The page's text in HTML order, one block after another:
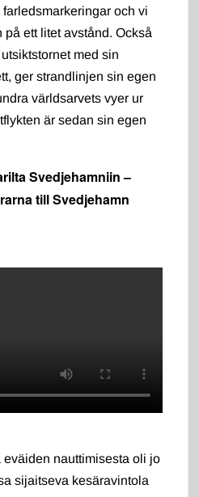
och vi
ett litet avstånd. Också
med sin
ger strandlinjen sin egen
världsarvets vyer ur
är sedan sin egen
Svedjehamniin –
till Svedjehamn
nauttimisesta oli jo
sijaitseva kesäravintola